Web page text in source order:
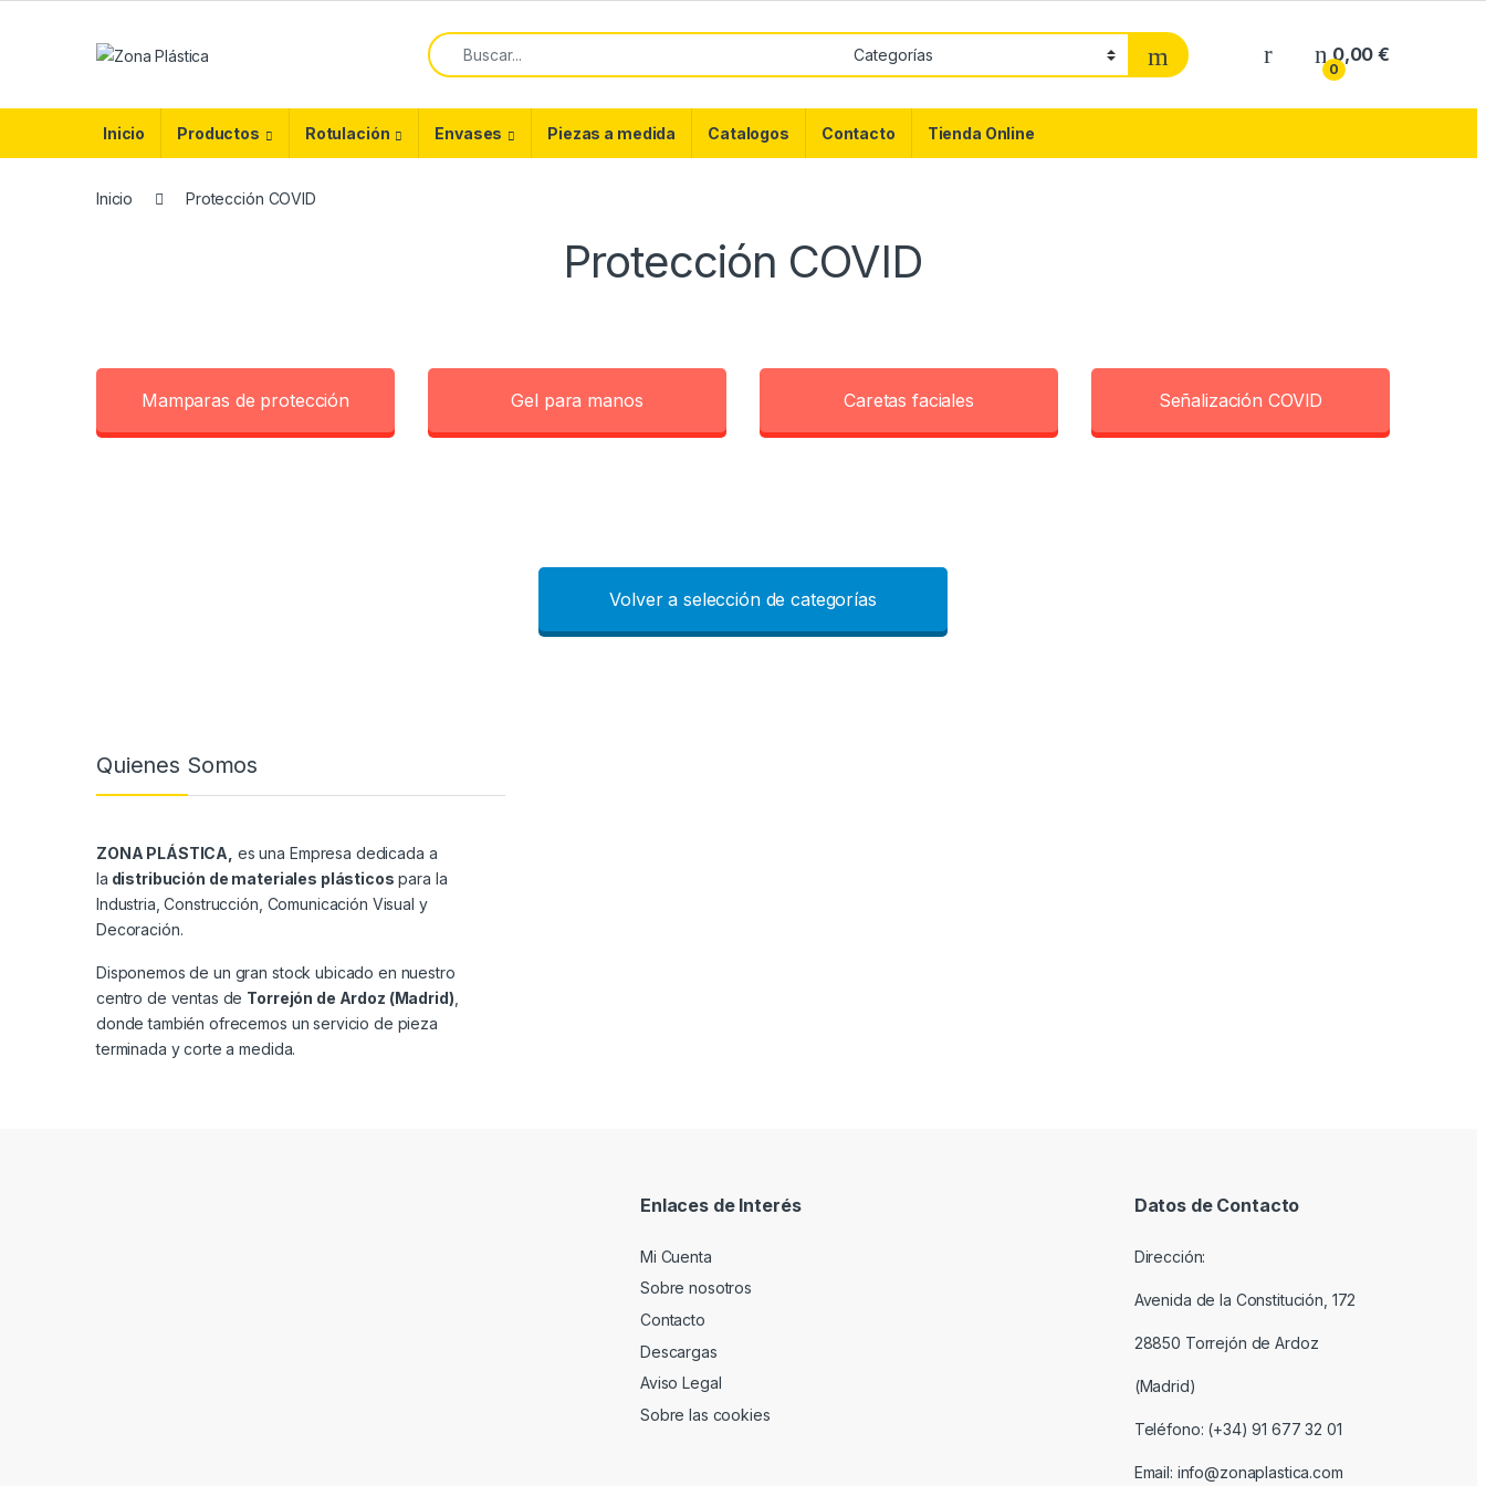
Search for:
0
0,00€
Inicio Productos Rotulación Envases Piezas a medida Catalogos Contacto Tienda Online
Inicio Protección COVID
Protección COVID
Mamparas de protección Gel para manos Caretas faciales Señalización COVID
Volver a selección de categorías
Quienes Somos
ZONA PLÁSTICA, es una Empresa dedicada a
la distribución de materiales plásticos para la
Industria, Construcción, Comunicación Visual y
Decoración.
Disponemos de un gran stock ubicado en nuestro
centro de ventas de Torrejón de Ardoz (Madrid)
donde también ofrecemos un servicio de pieza
terminada y corte a medida.
Enlaces de Interés
Mi Cuenta
Sobre nosotros
Contacto
Descargas
Aviso Legal
Sobre las cookies
Datos de Contacto
Dirección:
Avenida de la Constitución, 172
28850 Torrejón de Ardoz
(Madrid)
Teléfono: (+34) 91 677 32 01
Email: info@zonaplastica.com